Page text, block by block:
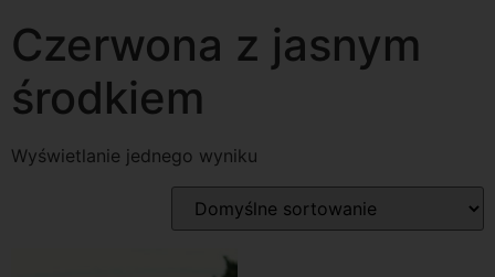
Czerwona z jasnym
środkiem
Wyświetlanie jednego wyniku